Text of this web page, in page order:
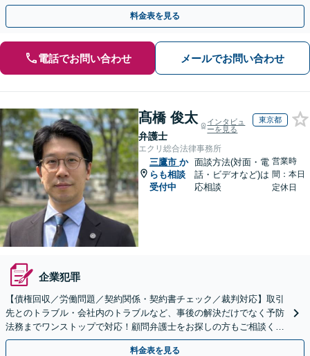
より力強く事業をサポートします。【初回相談無料】
料金表を見る
電話でお問い合わせ メールでお問い合わせ
髙橋 俊太
弁護士
インタビュ
ーを見る
東京都
エクリ総合法律事務所
三鷹市 か
らも相談
受付中
面談方法(対面・電
話・ビデオなど)は
応相談
営業時
間：本日
定休日
企業犯罪
【債権回収／労働問題／契約関係・契約書チェック／裁判対応】取引
先とのトラブル・会社内のトラブルなど、事後の解決だけでなく予防
法務までワンストップで対応！顧問弁護士をお探しの方もご相談くだ
さい！【顧問経験豊富】【個別案件も対応OK】
料金表を見る